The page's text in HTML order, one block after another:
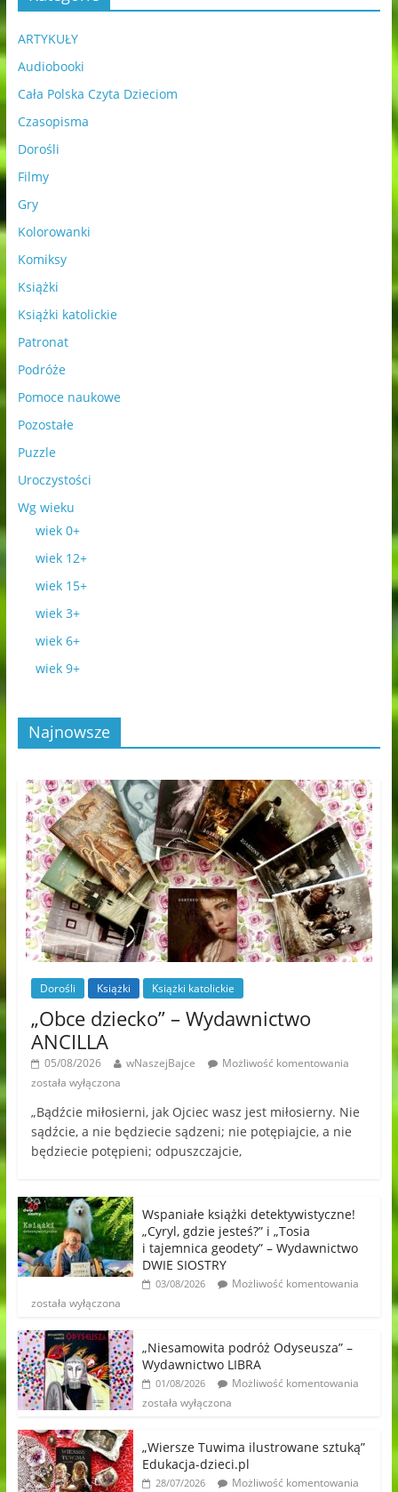
ARTYKUŁY
Audiobooki
Cała Polska Czyta Dzieciom
Czasopisma
Dorośli
Filmy
Gry
Kolorowanki
Komiksy
Książki
Książki katolickie
Patronat
Podróże
Pomoce naukowe
Pozostałe
Puzzle
Uroczystości
Wg wieku
wiek 0+
wiek 12+
wiek 15+
wiek 3+
wiek 6+
wiek 9+
Najnowsze
Dorośli Książki Książki katolickie
„Obce dziecko” – Wydawnictwo
ANCILLA
05/08/2026 wNaszejBajce
Możliwość komentowania
została wyłączona
„Bądźcie miłosierni, jak Ojciec wasz jest miłosierny. Nie
sądźcie, a nie będziecie sądzeni; nie potępiajcie, a nie
będziecie potępieni; odpuszczajcie,
Wspaniałe książki detektywistyczne!
„Cyryl, gdzie jesteś?” i „Tosia
i tajemnica geodety” – Wydawnictwo
DWIE SIOSTRY
03/08/2026
Możliwość komentowania
została wyłączona
„Niesamowita podróż Odyseusza” –
Wydawnictwo LIBRA
01/08/2026
Możliwość komentowania
została wyłączona
„Wiersze Tuwima ilustrowane sztuką”
Edukacja-dzieci.pl
28/07/2026
Możliwość komentowania